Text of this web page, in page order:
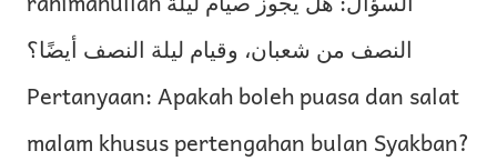
النصف من شعبان، وقيام ليلة النصف أيضًا؟
Pertanyaan: Apakah boleh puasa dan salat
malam khusus pertengahan bulan Syakban?